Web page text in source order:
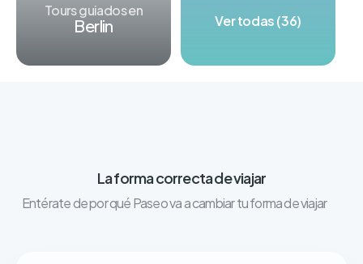
Tours guiados en
Berlin Ver todas (36)
La forma correcta de viajar
Entérate de por qué Paseo va a cambiar tu forma de viajar